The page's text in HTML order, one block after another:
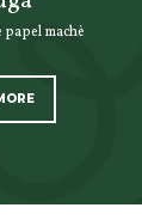
papel machè